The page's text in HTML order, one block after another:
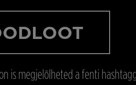
is megjelölheted a fenti